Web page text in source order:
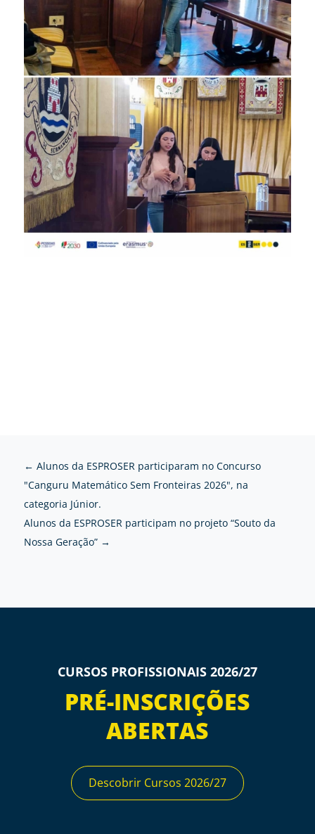
← Alunos da ESPROSER participaram no Concurso
"Canguru Matemático Sem Fronteiras 2026", na
categoria Júnior.
Alunos da ESPROSER participam no projeto “Souto da
Nossa Geração”→
CURSOS PROFISSIONAIS 2026/27
PRÉ-INSCRIÇÕES
ABERTAS
Descobrir Cursos 2026/27